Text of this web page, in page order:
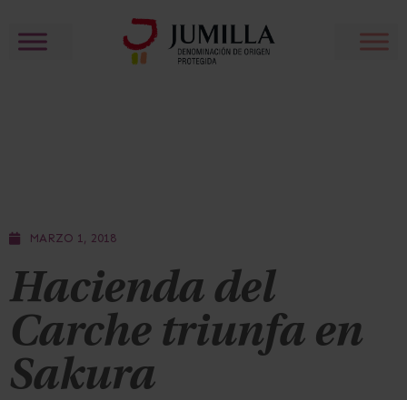
MARZO 1, 2018
Hacienda del
Carche triunfa en
Sakura